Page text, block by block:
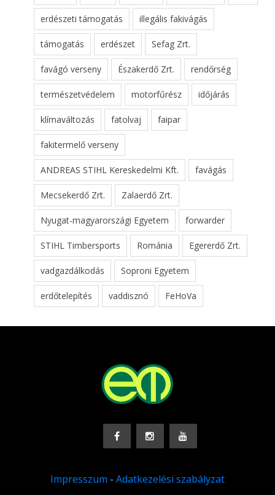
erdészeti támogatás illegális fakivágás
támogatás erdészet Sefag Zrt.
favágó verseny Északerdő Zrt. rendőrség
természetvédelem motorfűrész időjárás
klímaváltozás fatolvaj faipar
fakitermelő verseny
ANDREAS STIHL Kereskedelmi Kft. favágás
Mecsekerdő Zrt. Zalaerdő Zrt.
Nyugat-magyarországi Egyetem forwarder
STIHL Timbersports Románia Egererdő Zrt.
vadgazdálkodás Soproni Egyetem
erdőtelepítés vaddisznó FeHoVa
Impresszum - Adatkezelési szabályzat